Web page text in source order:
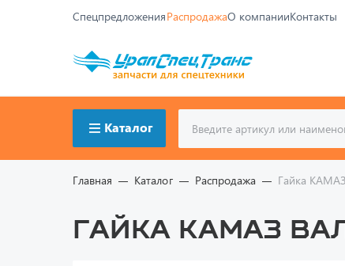
СпецпредложенияРаспродажаО компанииКонтакты
Каталог
Главная Каталог Распродажа Гайка
Гайка КАМАЗ